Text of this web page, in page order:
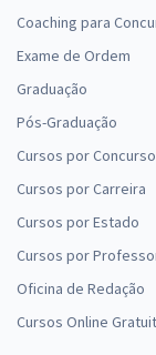
Específicos
Telebras -
Coaching para
Exame de Ordem
Graduação
Pós-Graduação
Cursos por Concurso
Cursos por Carreira
Cursos por Estado
Cursos por
Oficina de Redação
Cursos Online